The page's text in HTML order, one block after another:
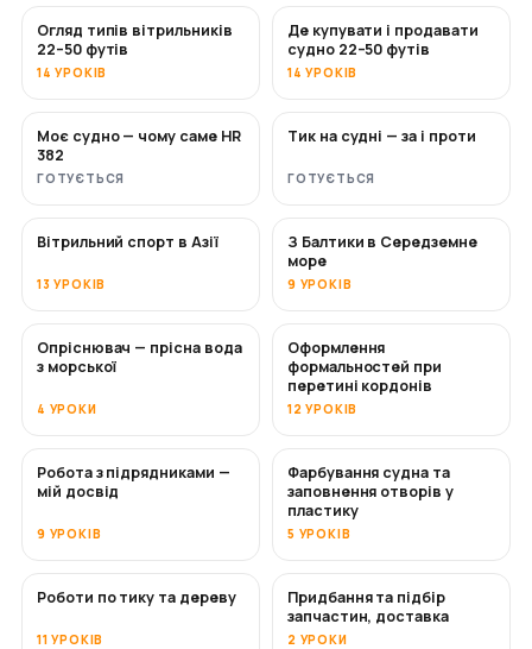
СКОРО
Огляд типів вітрильників
22–50 футів
14 УРОКІВ
СКОРО
Де купувати і продавати
судно 22–50 футів
14 УРОКІВ
СКОРО
Моє судно — чому саме HR
382
ГОТУЄТЬСЯ
СКОРО
Тик на судні — за і проти
ГОТУЄТЬСЯ
СКОРО
Вітрильний спорт в Азії
13 УРОКІВ
СКОРО
З Балтики в Середземне
море
9 УРОКІВ
СКОРО
Опріснювач — прісна вода
з морської
4 УРОКИ
Оформлення
формальностей при
перетині кордонів
12 УРОКІВ
СКОРО
Робота з підрядниками —
мій досвід
9 УРОКІВ
СКОРО
Фарбування судна та
заповнення отворів у
пластику
5 УРОКІВ
Роботи по тику та дереву
11 УРОКІВ
СКОРО
Придбання та підбір
запчастин, доставка
2 УРОКИ